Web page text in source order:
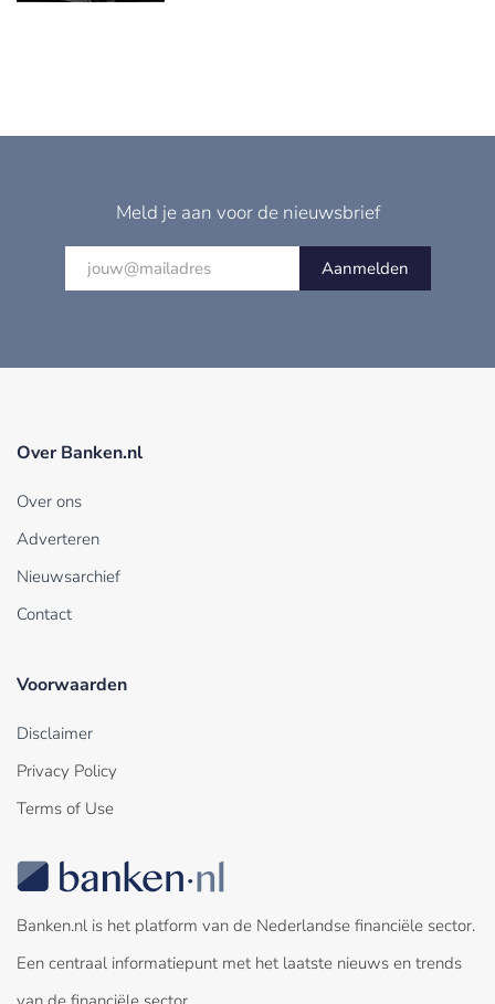
Meld je aan voor de nieuwsbrief
Aanmelden
Over Banken.nl
Over ons
Adverteren
Nieuwsarchief
Contact
Voorwaarden
Disclaimer
Privacy Policy
Terms of Use
Banken.nl is het platform van de Nederlandse financiële sector.
Een centraal informatiepunt met het laatste nieuws en trends